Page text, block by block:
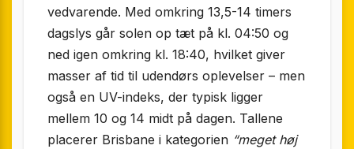
vedvarende. Med omkring 13,5-14 timers
dagslys går solen op tæt på kl. 04:50 og
ned igen omkring kl. 18:40, hvilket giver
masser af tid til udendørs oplevelser – men
også en UV-indeks, der typisk ligger
mellem 10 og 14 midt på dagen. Tallene
placerer Brisbane i kategorien “meget høj